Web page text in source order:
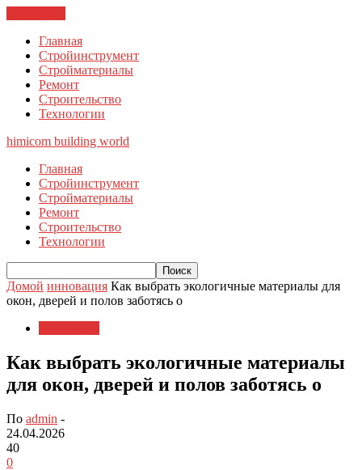
Главная
Стройинструмент
Стройматериалы
Ремонт
Строительство
Технологии
himicom building world
Главная
Стройинструмент
Стройматериалы
Ремонт
Строительство
Технологии
Домой инновация Как выбрать экологичные материалы для
окон, дверей и полов заботясь о
Как выбрать экологичные материалы
для окон, дверей и полов заботясь о
По admin -
24.04.2026
40
0